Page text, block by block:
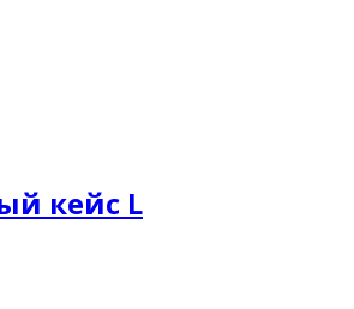
кейс L